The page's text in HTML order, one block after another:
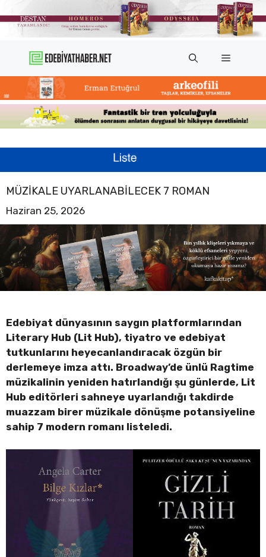
atla
Menü
MÜZIKALE UYARLANABILECEK 7 ROMAN
Haziran 25, 2026
Edebiyat dünyasının saygın platformlarından
Literary Hub (Lit Hub), tiyatro ve edebiyat
tutkunlarını heyecanlandıracak özgün bir
derlemeye imza attı. Broadway’de ünlü Ragtime
müzikalinin yeniden hatırlandığı şu günlerde, Lit
Hub editörleri sahneye uyarlandığı takdirde
muazzam birer müzikale dönüşme potansiyeline
sahip 7 modern romanı listeledi.